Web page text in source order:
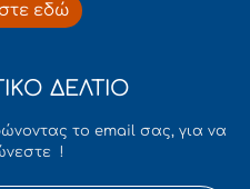
εδώ
ΔΕΛΤΙΟ
το email σας, για να
!